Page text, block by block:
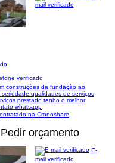
mail verificado
verificado
construções da fundação ao
qualidades de serviços
prestado tenho o melhor
whatsapp
na Cronoshare
Pedir orçamento
E-
mail verificado